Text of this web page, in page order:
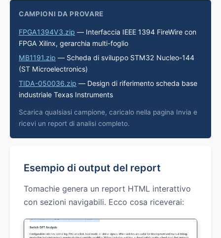
CAMPIONI DA PROVARE
FPGA1394V3.zip — Interfaccia IEEE 1394 FireWire con
FPGA Xilinx, gerarchia multi-foglio
MB1191.zip — Scheda di sviluppo STM32 Nucleo-144
(ST Microelectronics)
TIDA-050036.zip — Design di riferimento scheda base
industriale Texas Instruments
Scarica qualsiasi campione, caricalo nella pagina Invia e
ricevi un report di analisi completo.
Esempio di output del report
Tomachie genera un report HTML interattivo
con sezioni navigabili. Ecco cosa riceverai: